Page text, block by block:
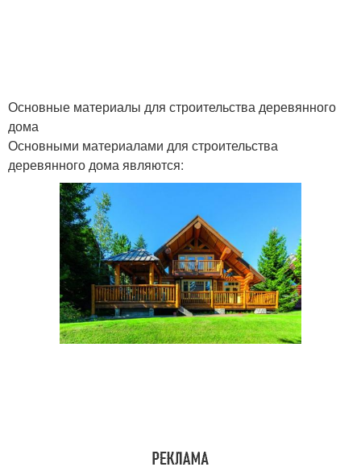
Основные материалы для строительства деревянного
дома
Основными материалами для строительства
деревянного дома являются: